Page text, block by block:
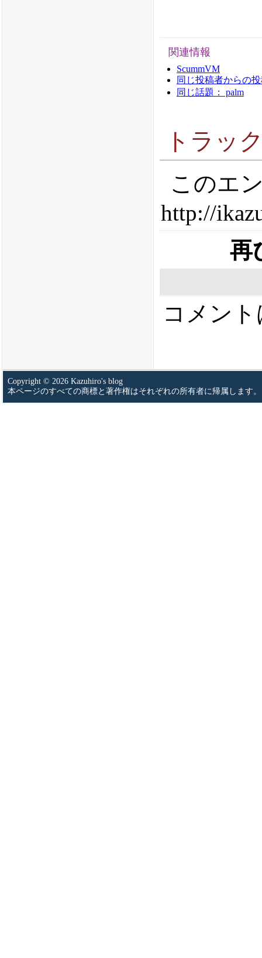
関連情報
ScummVM
同じ投稿者からの投
同じ話題： palm
トラッ
このエ
http://
再
コメン
Copyright © 2026 Kazuhiro's blog
本ページのすべての商標と著作権はそれぞれの所有者に帰属します。